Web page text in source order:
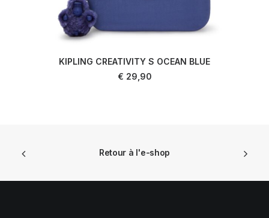
KIPLING CREATIVITY S OCEAN BLUE
€ 29,90
Retour à l'e-shop